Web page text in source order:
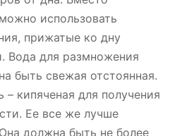
использовать
прижатые ко дну
Вода для размножения
быть свежая отстоянная.
кипяченая для получения
Ее все же лучше
должна быть не более